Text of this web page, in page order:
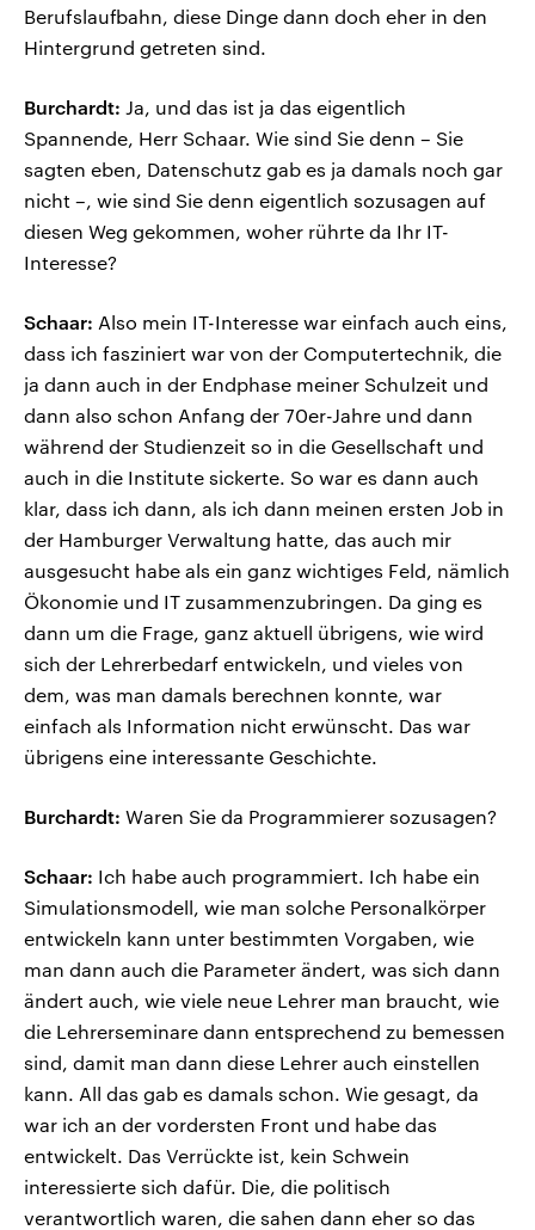
Berufslaufbahn, diese Dinge dann doch eher in den
Hintergrund getreten sind.
Burchardt: Ja, und das ist ja das eigentlich
Spannende, Herr Schaar. Wie sind Sie denn – Sie
sagten eben, Datenschutz gab es ja damals noch gar
nicht –, wie sind Sie denn eigentlich sozusagen auf
diesen Weg gekommen, woher rührte da Ihr IT-
Interesse?
Schaar: Also mein IT-Interesse war einfach auch eins,
dass ich fasziniert war von der Computertechnik, die
ja dann auch in der Endphase meiner Schulzeit und
dann also schon Anfang der 70er-Jahre und dann
während der Studienzeit so in die Gesellschaft und
auch in die Institute sickerte. So war es dann auch
klar, dass ich dann, als ich dann meinen ersten Job in
der Hamburger Verwaltung hatte, das auch mir
ausgesucht habe als ein ganz wichtiges Feld, nämlich
Ökonomie und IT zusammenzubringen. Da ging es
dann um die Frage, ganz aktuell übrigens, wie wird
sich der Lehrerbedarf entwickeln, und vieles von
dem, was man damals berechnen konnte, war
einfach als Information nicht erwünscht. Das war
übrigens eine interessante Geschichte.
Burchardt: Waren Sie da Programmierer sozusagen?
Schaar: Ich habe auch programmiert. Ich habe ein
Simulationsmodell, wie man solche Personalkörper
entwickeln kann unter bestimmten Vorgaben, wie
man dann auch die Parameter ändert, was sich dann
ändert auch, wie viele neue Lehrer man braucht, wie
die Lehrerseminare dann entsprechend zu bemessen
sind, damit man dann diese Lehrer auch einstellen
kann. All das gab es damals schon. Wie gesagt, da
war ich an der vordersten Front und habe das
entwickelt. Das Verrückte ist, kein Schwein
interessierte sich dafür. Die, die politisch
verantwortlich waren, die sahen dann eher so das